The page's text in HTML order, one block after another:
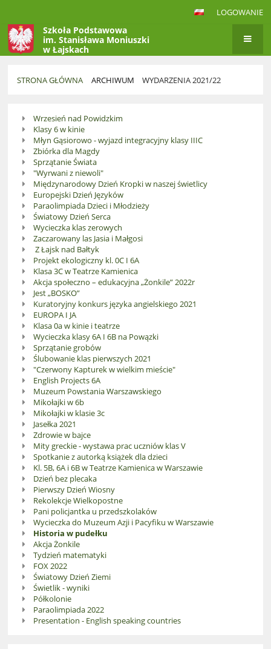
LOGOWANIE
Szkoła Podstawowa
im. Stanisława Moniuszki
w Łajskach
STRONA GŁÓWNA ARCHIWUM WYDARZENIA 2021/22
Wydarzenia
2021/22Wrzesień nad Powidzkim
Klasy 6 w kinie
Młyn Gąsiorowo - wyjazd integracyjny klasy IIIC
Zbiórka dla Magdy
Sprzątanie Świata
"Wyrwani z niewoli"
Międzynarodowy Dzień Kropki w naszej świetlicy
Europejski Dzień Języków
Paraolimpiada Dzieci i Młodzieży
Światowy Dzień Serca
Wycieczka klas zerowych
Zaczarowany las Jasia i Małgosi
Z Łajsk nad Bałtyk
Projekt ekologiczny kl. 0C I 6A
Klasa 3C w Teatrze Kamienica
Akcja społeczno – edukacyjna „Żonkile” 2022r
Jest „BOSKO”
Kuratoryjny konkurs języka angielskiego 2021
EUROPA I JA
Klasa 0a w kinie i teatrze
Wycieczka klasy 6A I 6B na Powązki
Sprzątanie grobów
Ślubowanie klas pierwszych 2021
"Czerwony Kapturek w wielkim mieście"
English Projects 6A
Muzeum Powstania Warszawskiego
Mikołajki w 6b
Mikołajki w klasie 3c
Jasełka 2021
Zdrowie w bajce
Mity greckie - wystawa prac uczniów klas V
Spotkanie z autorką książek dla dzieci
Kl. 5B, 6A i 6B w Teatrze Kamienica w Warszawie
Dzień bez plecaka
Pierwszy Dzień Wiosny
Rekolekcje Wielkopostne
Pani policjantka u przedszkolaków
Wycieczka do Muzeum Azji i Pacyfiku w Warszawie
Historia w pudełku
Akcja Żonkile
Tydzień matematyki
FOX 2022
Światowy Dzień Ziemi
Świetlik - wyniki
Półkolonie
Paraolimpiada 2022
Presentation - English speaking countries